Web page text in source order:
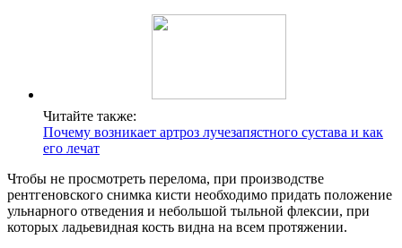
Читайте также:
Почему возникает артроз лучезапястного сустава и как
его лечат
Чтобы не просмотреть перелома, при производстве
рентгеновского снимка кисти необходимо придать положение
ульнарного отведения и небольшой тыльной флексии, при
которых ладьевидная кость видна на всем протяжении.